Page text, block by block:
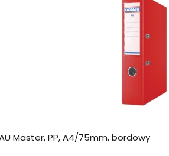
Master, PP, A4/75mm, bordowy